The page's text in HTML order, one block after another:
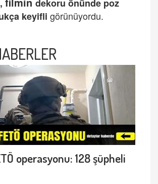
dekoru önünde poz
keyifli görünüyordu.
operasyonu: 128 şüpheli